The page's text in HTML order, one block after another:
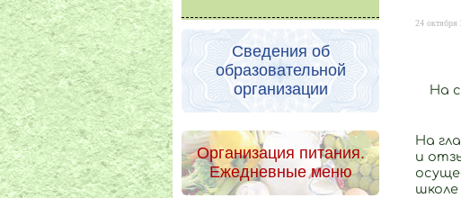
Сведения об
образовательной
организации
Организация питания.
Ежедневные меню
24 октября
На
На
и
школе